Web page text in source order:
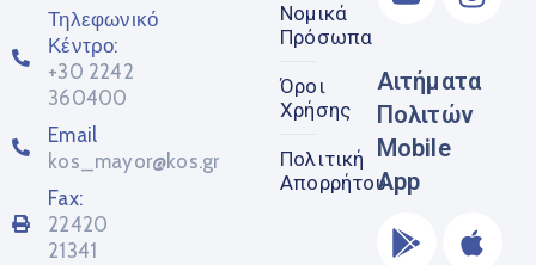
Τηλεφωνικό
Κέντρο:
+30 2242
360400
Email
kos_mayor@kos.gr
Fax:
22420
21341
Νομικά
Πρόσωπα
Όροι
Χρήσης
Πολιτική
Απορρήτου
Αιτήματα
Πολιτών
Mobile
App